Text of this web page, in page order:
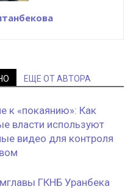
ЕЩЕ ОТ АВТОРА
к «покаянию»: Как
власти используют
видео для контроля
ГКНБ Уранбека